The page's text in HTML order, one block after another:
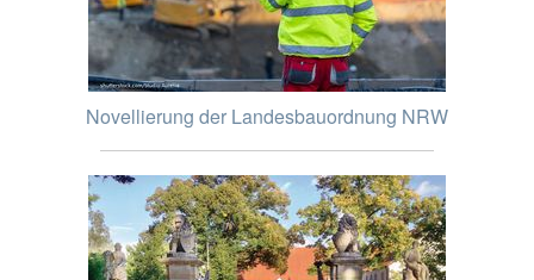
Novellierung der Landesbauordnung NRW